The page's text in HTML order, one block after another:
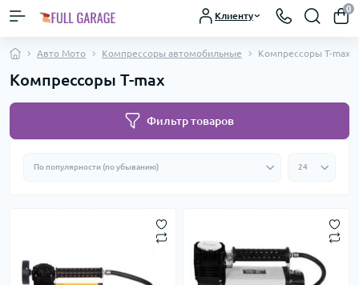
Клиенту
0
Авто Мото Компрессоры автомобильные Компрессоры T-max
Компрессоры T-max
Фильтр товаров